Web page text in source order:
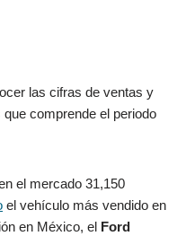
las cifras de ventas y
comprende el periodo
el mercado 31,150
el vehículo más vendido en
en México, el Ford